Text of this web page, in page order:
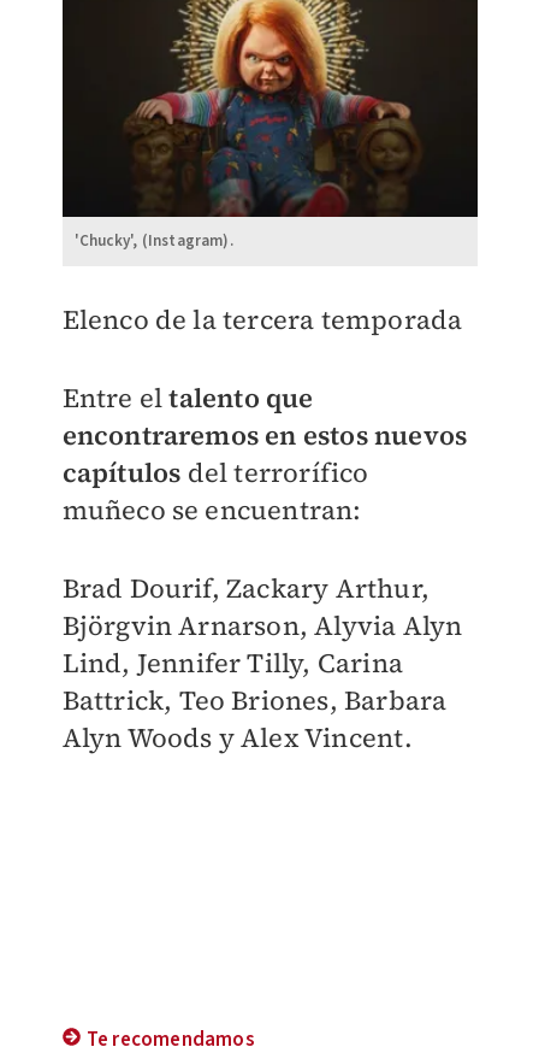
'Chucky', (Instagram).
Elenco de la tercera temporada
Entre eltalento que
encontraremos en estos nuevos
capítulos del terrorífico
muñeco se encuentran:
Brad Dourif, Zackary Arthur,
Björgvin Arnarson, Alyvia Alyn
Lind, Jennifer Tilly, Carina
Battrick, Teo Briones, Barbara
Alyn Woods y Alex Vincent.
Te recomendamos